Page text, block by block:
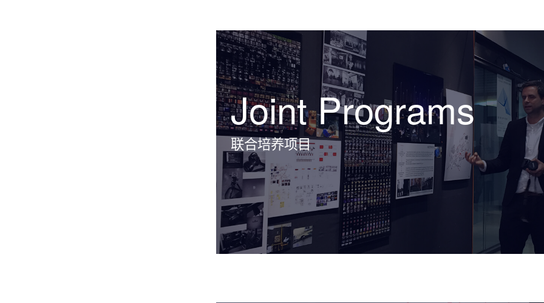
Joint Programs
联合培养项目